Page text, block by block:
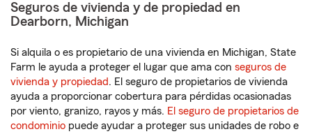
Seguros de vivienda y de propiedad en
Dearborn, Michigan
Si alquila o es propietario de una vivienda en Michigan, State
Farm le ayuda a proteger el lugar que ama con seguros de
vivienda y propiedad. El seguro de propietarios de vivienda
ayuda a proporcionar cobertura para pérdidas ocasionadas
por viento, granizo, rayos y más. El seguro de propietarios de
condominio puede ayudar a proteger sus unidades de robo e